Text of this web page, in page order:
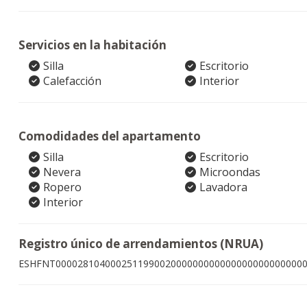
Servicios en la habitación
Silla
Escritorio
Calefacción
Interior
Comodidades del apartamento
Silla
Escritorio
Nevera
Microondas
Ropero
Lavadora
Interior
Registro único de arrendamientos (NRUA)